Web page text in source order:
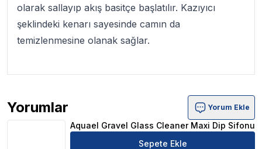
olarak sallayıp akış basitçe başlatılır. Kazıyıcı
şeklindeki kenarı sayesinde camın da
temizlenmesine olanak sağlar.
Yorumlar
Aquael Gravel Glass Cleaner Maxi Dip Sifonu Ürün
Yorum Ekle
Aquael Gravel Glass Cleaner Maxi Dip Sifonu
Sepete Ekle